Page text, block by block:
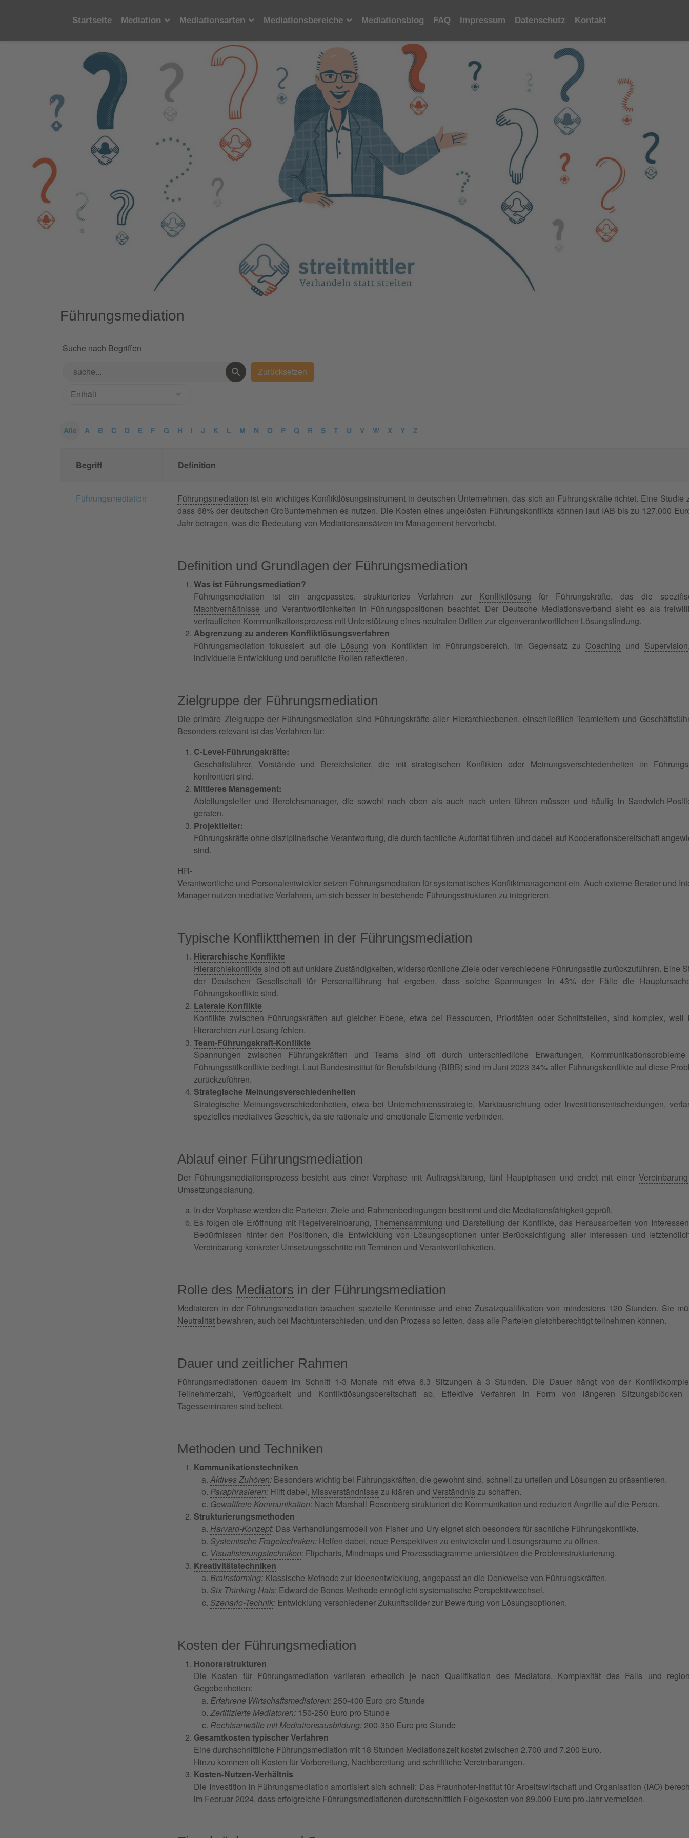
Startseite Mediation Mediationsarten Mediationsbereiche Mediationsblog FAQ Impressum Datenschutz Kontakt
Führungsmediation
Suche nach Begriffen
Alle A B C D E F G H I J K L M N O P Q R S T U V W X Y Z
Begriff Definition
Führungsmediation Führungsmediation ist ein wichtiges Konfliktlösungsinstrument in deutschen Unternehmen, das sich an Führungskräfte richtet. Eine Studie
dass 68% der deutschen Großunternehmen es nutzen. Die Kosten eines ungelösten Führungskonflikts können laut IAB bis zu 127.000
Jahr betragen, was die Bedeutung von Mediationsansätzen im Management hervorhebt.
Definition und Grundlagen der Führungsmediation
Was ist Führungsmediation?
Führungsmediation ist ein angepasstes, strukturiertes Verfahren zur Konfliktlösung für Führungskräfte, das die
Machtverhältnisse und Verantwortlichkeiten in Führungspositionen beachtet. Der Deutsche Mediationsverband sieht es als
vertraulichen Kommunikationsprozess mit Unterstützung eines neutralen Dritten zur eigenverantwortlichen Lösungsfindung.
Abgrenzung zu anderen Konfliktlösungsverfahren
Führungsmediation fokussiert auf die Lösung von Konflikten im Führungsbereich, im Gegensatz zu Coaching und Supervision
individuelle Entwicklung und berufliche Rollen reflektieren.
Zielgruppe der Führungsmediation
Die primäre Zielgruppe der Führungsmediation sind Führungskräfte aller Hierarchieebenen, einschließlich Teamleitern und
Besonders relevant ist das Verfahren für:
C-Level-Führungskräfte:
Geschäftsführer, Vorstände und Bereichsleiter, die mit strategischen Konflikten oder Meinungsverschiedenheiten im
konfrontiert sind.
Mittleres Management:
Abteilungsleiter und Bereichsmanager, die sowohl nach oben als auch nach unten führen müssen und häufig in Sandwich-
geraten.
Projektleiter:
Führungskräfte ohne disziplinarische Verantwortung, die durch fachliche Autoritätführen und dabei auf Kooperationsbereitschaft
sind.
HR-
Verantwortliche und Personalentwickler setzen Führungsmediation für systematisches Konfliktmanagement ein. Auch externe Berater und
Manager nutzen mediative Verfahren, um sich besser in bestehende Führungsstrukturen zu integrieren.
Typische Konfliktthemen in der Führungsmediation
Hierarchische Konflikte
Hierarchiekonflikte sind oft auf unklare Zuständigkeiten, widersprüchliche Ziele oder verschiedene Führungsstile zurückzuführen. Eine
der Deutschen Gesellschaft für Personalführung hat ergeben, dass solche Spannungen in 43% der Fälle die
Führungskonflikte sind.
Laterale Konflikte
Konflikte zwischen Führungskräften auf gleicher Ebene, etwa bei Ressourcen, Prioritäten oder Schnittstellen, sind komplex, weil
Hierarchien zur Lösung fehlen.
Team-Führungskraft-Konflikte
Spannungen zwischen Führungskräften und Teams sind oft durch unterschiedliche Erwartungen, Kommunikationsprobleme
Führungsstilkonflikte bedingt. Laut Bundesinstitut für Berufsbildung (BIBB) sind im Juni 2023 34% aller Führungskonflikte auf diese
zurückzuführen.
Strategische Meinungsverschiedenheiten
Strategische Meinungsverschiedenheiten, etwa bei Unternehmensstrategie, Marktausrichtung oder Investitionsentscheidungen,
spezielles mediatives Geschick, da sie rationale und emotionale Elemente verbinden.
Ablauf einer Führungsmediation
Der Führungsmediationsprozess besteht aus einer Vorphase mit Auftragsklärung, fünf Hauptphasen und endet mit einer Vereinbarung
Umsetzungsplanung.
In der Vorphase werden die Parteien, Ziele und Rahmenbedingungen bestimmt und die Mediationsfähigkeit geprüft.
Es folgen die Eröffnung mit Regelvereinbarung,Themensammlung und Darstellung der Konflikte, das Herausarbeiten von
Bedürfnissen hinter den Positionen, die Entwicklung von Lösungsoptionen unter Berücksichtigung aller Interessen und
Vereinbarung konkreter Umsetzungsschritte mit Terminen und Verantwortlichkeiten.
Rolle des Mediators in der Führungsmediation
Mediatoren in der Führungsmediation brauchen spezielle Kenntnisse und eine Zusatzqualifikation von mindestens 120 Stunden. Sie
Neutralität bewahren, auch bei Machtunterschieden, und den Prozess so leiten, dass alle Parteien gleichberechtigt teilnehmen können.
Dauer und zeitlicher Rahmen
Führungsmediationen dauern im Schnitt 1-3 Monate mit etwa 6,3 Sitzungen à 3 Stunden. Die Dauer hängt von der
Teilnehmerzahl, Verfügbarkeit und Konfliktlösungsbereitschaft ab. Effektive Verfahren in Form von längeren Sitzungsblöcken
Tagesseminaren sind beliebt.
Methoden und Techniken
Kommunikationstechniken
Aktives Zuhören: Besonders wichtig bei Führungskräften, die gewohnt sind, schnell zu urteilen und Lösungen zu präsentieren.
Paraphrasieren: Hilft dabei, Missverständnisse zu klären und Verständnis zu schaffen.
Gewaltfreie Kommunikation: Nach Marshall Rosenberg strukturiert die Kommunikation und reduziert Angriffe auf die Person.
Strukturierungsmethoden
Harvard-Konzept: Das Verhandlungsmodell von Fisher und Ury eignet sich besonders für sachliche Führungskonflikte.
Systemische Fragetechniken: Helfen dabei, neue Perspektiven zu entwickeln und Lösungsräume zu öffnen.
Visualisierungstechniken: Flipcharts, Mindmaps und Prozessdiagramme unterstützen die Problemstrukturierung.
Kreativitätstechniken
Brainstorming: Klassische Methode zur Ideenentwicklung, angepasst an die Denkweise von Führungskräften.
Six Thinking Hats: Edward de Bonos Methode ermöglicht systematische Perspektivwechsel.
Szenario-Technik: Entwicklung verschiedener Zukunftsbilder zur Bewertung von Lösungsoptionen.
Kosten der Führungsmediation
Honorarstrukturen
Die Kosten für Führungsmediation variieren erheblich je nach Qualifikation des Mediators, Komplexität des Falls und
Gegebenheiten:
Erfahrene Wirtschaftsmediatoren:250-400 Euro pro Stunde
Zertifizierte Mediatoren: 150-250 Euro pro Stunde
Rechtsanwälte mitMediationsausbildung:200-350 Euro pro Stunde
Gesamtkosten typischer Verfahren
Eine durchschnittliche Führungsmediation mit 18 Stunden Mediationszeit kostet zwischen 2.700 und 7.200 Euro.
Hinzu kommen oft Kosten für Vorbereitung, Nachbereitung und schriftliche Vereinbarungen.
Kosten-Nutzen-Verhältnis
Die Investition in Führungsmediation amortisiert sich schnell: Das Fraunhofer-Institut für Arbeitswirtschaft und Organisation (IAO)
im Februar 2024, dass erfolgreiche Führungsmediationen durchschnittlich Folgekosten von 89.000 Euro pro Jahr vermeiden.